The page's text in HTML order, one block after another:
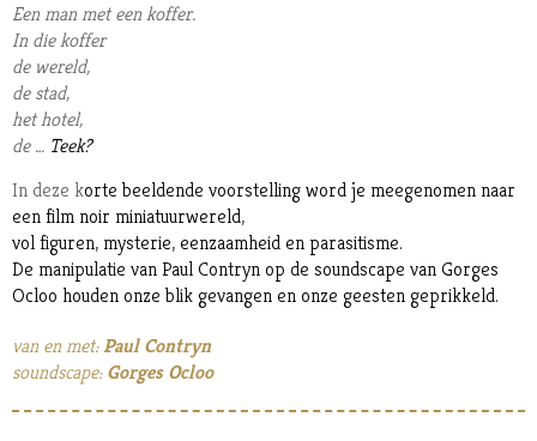
Een man met een koffer.
In die koffer
de wereld,
de stad,
het hotel,
de … Teek?
In deze kortebeeldende voorstellingword je meegenomen naar
een film noir miniatuurwereld,
volfiguren, mysterie, eenzaamheid en parasitisme.
De manipulatie van Paul Contryn op de soundscape van Gorges
Ocloo houden onze blik gevangen en onze geesten geprikkeld.
van en met:Paul Contryn
soundscape:Gorges Ocloo